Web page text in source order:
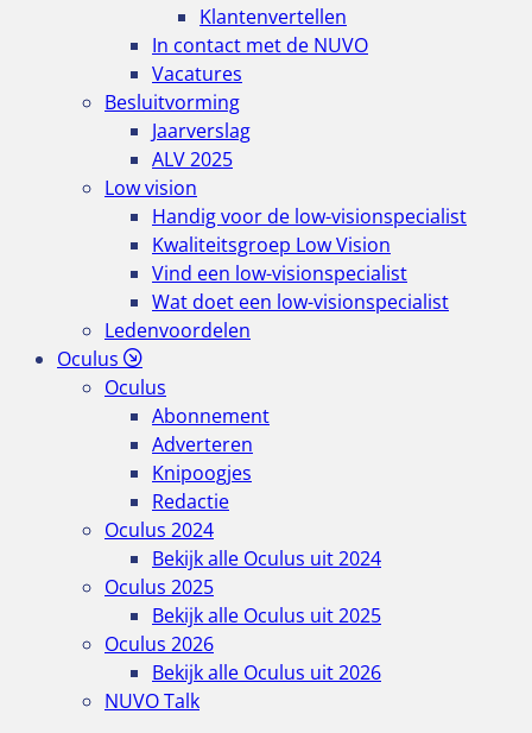
Klantenvertellen
In contact met de NUVO
Vacatures
Besluitvorming
Jaarverslag
ALV 2025
Low vision
Handig voor de low-visionspecialist
Kwaliteitsgroep Low Vision
Vind een low-visionspecialist
Wat doet een low-visionspecialist
Ledenvoordelen
Oculus
Oculus
Abonnement
Adverteren
Knipoogjes
Redactie
Oculus 2024
Bekijk alle Oculus uit 2024
Oculus 2025
Bekijk alle Oculus uit 2025
Oculus 2026
Bekijk alle Oculus uit 2026
NUVO Talk